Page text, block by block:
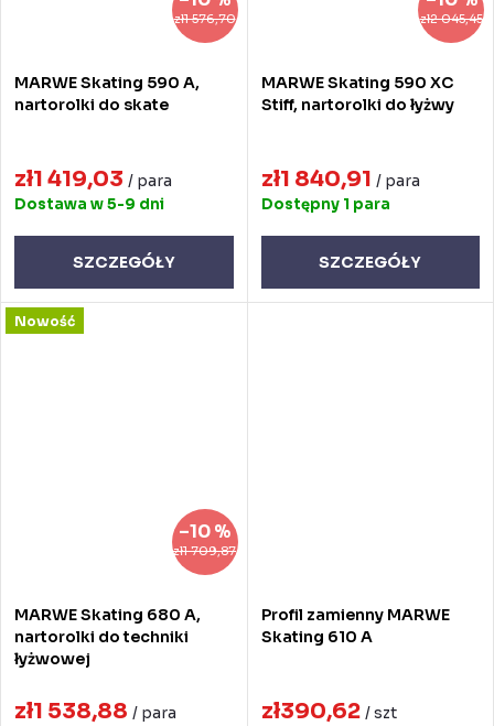
zł1 576,70
MARWE Skating 590 A,
nartorolki do skate
zł1 419,03 / para
Dostawa w 5-9 dni
SZCZEGÓŁY
zł2 045,45
MARWE Skating 590 XC
Stiff, nartorolki do łyżwy
zł1 840,91 / para
Dostępny 1 para
SZCZEGÓŁY
Nowość
zł1 709,87
–10 %
MARWE Skating 680 A,
nartorolki do techniki
łyżwowej
zł1 538,88 / para
Profil zamienny MARWE
Skating 610 A
zł390,62 / szt